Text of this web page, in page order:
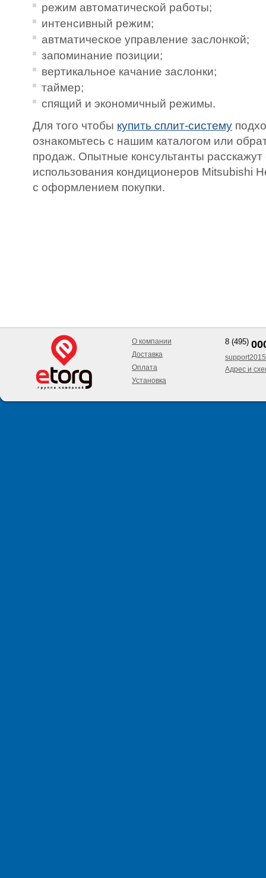
режим автоматической работы;
интенсивный режим;
автматическое управление заслонкой;
запоминание позиции;
вертикальное качание заслонки;
таймер;
спящий и экономичный режимы.
Для того чтобы купить сплит-систему
ознакомьтесь с нашим каталогом или
продаж. Опытные консультанты расскажут
использования кондиционеров Mitsubishi
с оформлением покупки.
О компании
Доставка
Оплата
Установка
8 (495)
Адрес и